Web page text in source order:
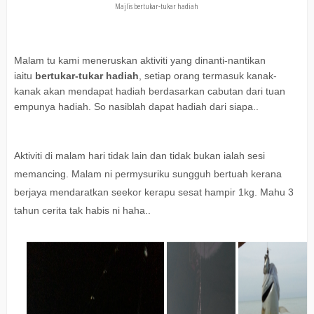
Majlis bertukar-tukar hadiah
Malam tu kami meneruskan aktiviti yang dinanti-nantikan
iaitu bertukar-tukar hadiah , setiap orang termasuk kanak-
kanak akan mendapat hadiah berdasarkan cabutan dari tuan
empunya hadiah. So nasiblah dapat hadiah dari siapa..
Aktiviti di malam hari tidak lain dan tidak bukan ialah sesi
memancing. Malam ni permysuriku sungguh bertuah kerana
berjaya mendaratkan seekor kerapu sesat hampir 1kg. Mahu 3
tahun cerita tak habis ni haha..